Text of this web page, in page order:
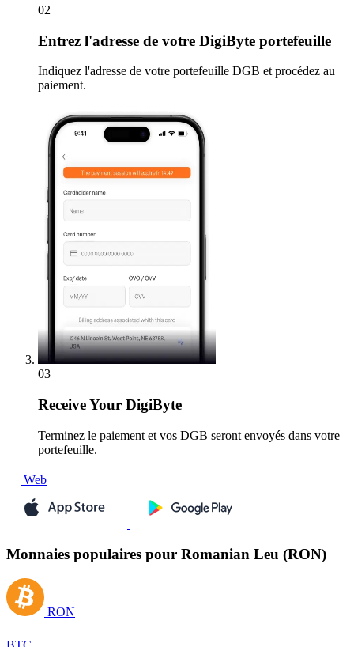
02
Entrez l'adresse de votre DigiByte portefeuille
Indiquez l'adresse de votre portefeuille DGB et procédez au
paiement.
03
ReceiveYour DigiByte
Terminez le paiement et vos DGB seront envoyés dans votre
portefeuille.
Web
Monnaies populaires pour Romanian Leu (RON)
RON